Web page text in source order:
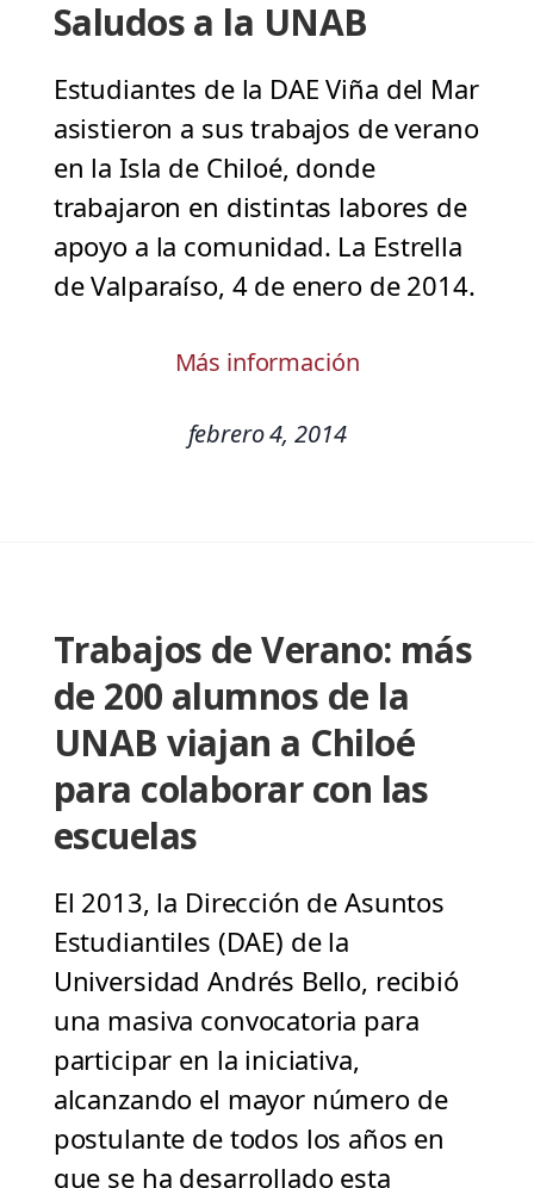
Saludos a la UNAB
Estudiantes de la DAE Viña del Mar
asistieron a sus trabajos de verano
en la Isla de Chiloé, donde
trabajaron en distintas labores de
apoyo a la comunidad. La Estrella
de Valparaíso, 4 de enero de 2014.
Más información
febrero 4, 2014
Trabajos de Verano: más
de 200 alumnos de la
UNAB viajan a Chiloé
para colaborar con las
escuelas
El 2013, la Dirección de Asuntos
Estudiantiles (DAE) de la
Universidad Andrés Bello, recibió
una masiva convocatoria para
participar en la iniciativa,
alcanzando el mayor número de
postulante de todos los años en
que se ha desarrollado esta